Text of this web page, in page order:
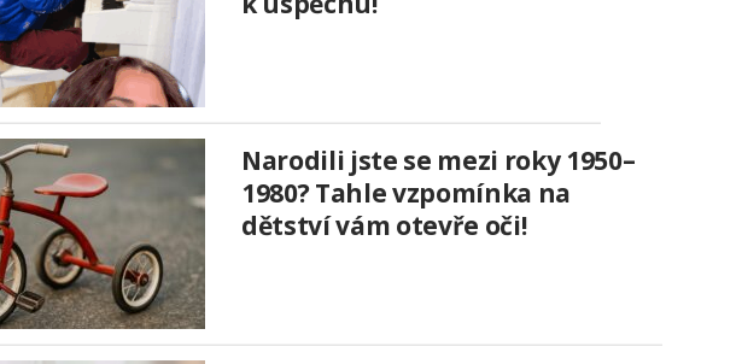
Narodili jste se mezi roky 1950–
1980? Tahle vzpomínka na
dětství vám otevře oči!